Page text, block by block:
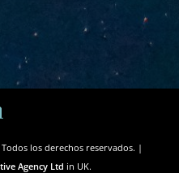
los derechos reservados. |
Agency Ltd in UK.